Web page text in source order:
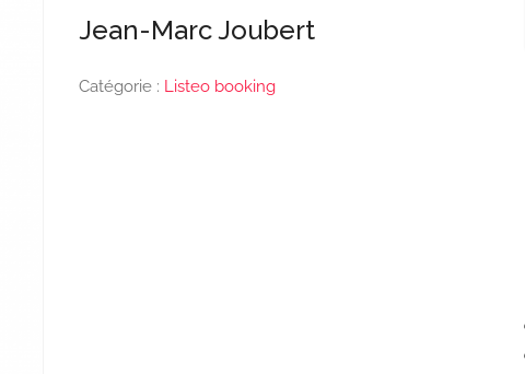
Jean-Marc Joubert
Catégorie : Listeo booking